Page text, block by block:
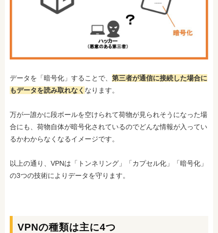
データを「暗号化」することで、 第三者が通信に接続した場合に
もデータを読み取れなく なります。
万が一誰かに段ボールを空けられて荷物が見られそうになった場
合にも、荷物自体が暗号化されているのでどんな情報が入ってい
るかわからなくなるイメージです。
以上の通り、VPNは「トンネリング」「カプセル化」「暗号化」
の3つの技術によりデータを守ります。
VPNの種類は主に4つ